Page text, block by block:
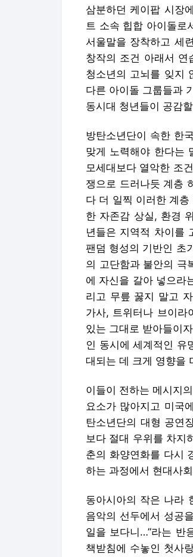
삼분하던 케이팝 시장
트 소속 힙합 아이돌로
서울말을 장착하고 세
창작의 조건 아래서 연
청소년의 고뇌를 잊지
다른 아이돌 그룹들과
동시대 청년들이 공감
방탄소년단이 속한 한
맞게 노력해야 한다는
모세대보다 열악한 조
쟁으로 드러나듯 계층
다 더 일찍 이러한 계
한 자존감 상실, 환경
년들은 지역적 차이를
팬덤 형성의 기반인 초
의 고단함과 불안의 극
에 자신을 갈아 넣으라
리고 무릎 꿇지 말고
가사, 트위터나 브이라
있는 그대로 받아들이
인 동시에 세계적인 유
대되는 데 크게 영향을
이들이 전하는 메시지
요소가 많아지고 미국
탄소년단의 대형 공연
보다 절대 우위를 차지
춘의 화양연화를 다시
하는 과정에서 현대사
동아시아의 작은 나라
음악의 선두에서 성공
일을 보다니…”라는 반
책받침에 수놓인 첫사